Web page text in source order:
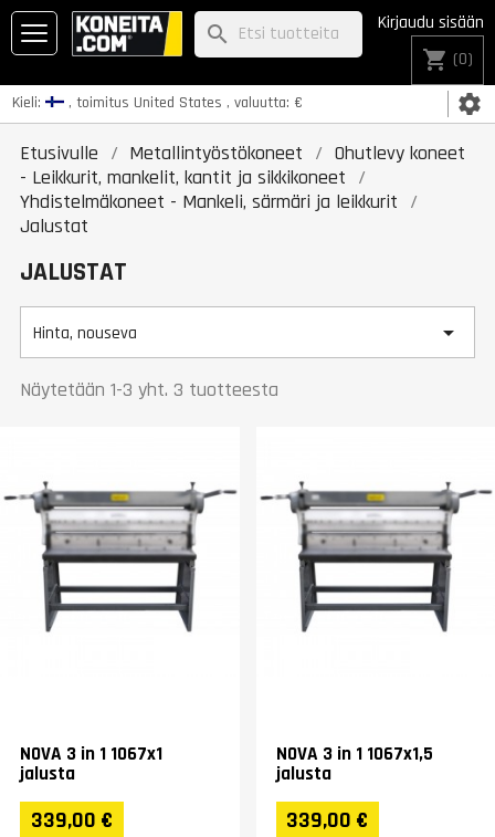
Kieli: , toimitus United States , valuutta: € settings
Kirjaudu sisään
shopping_cart (0)
search
Etusivulle Metallintyöstökoneet
Ohutlevy koneet
- Leikkurit, mankelit, kantit ja sikkikoneet
Yhdistelmäkoneet - Mankeli, särmäri ja leikkurit
Jalustat
JALUSTAT
Hinta, nouseva 
Näytetään 1-3 yht. 3 tuotteesta
NOVA 3 in 1 1067x1
jalusta
339,00 €
NOVA 3 in 1 1067x1,5
jalusta
339,00 €